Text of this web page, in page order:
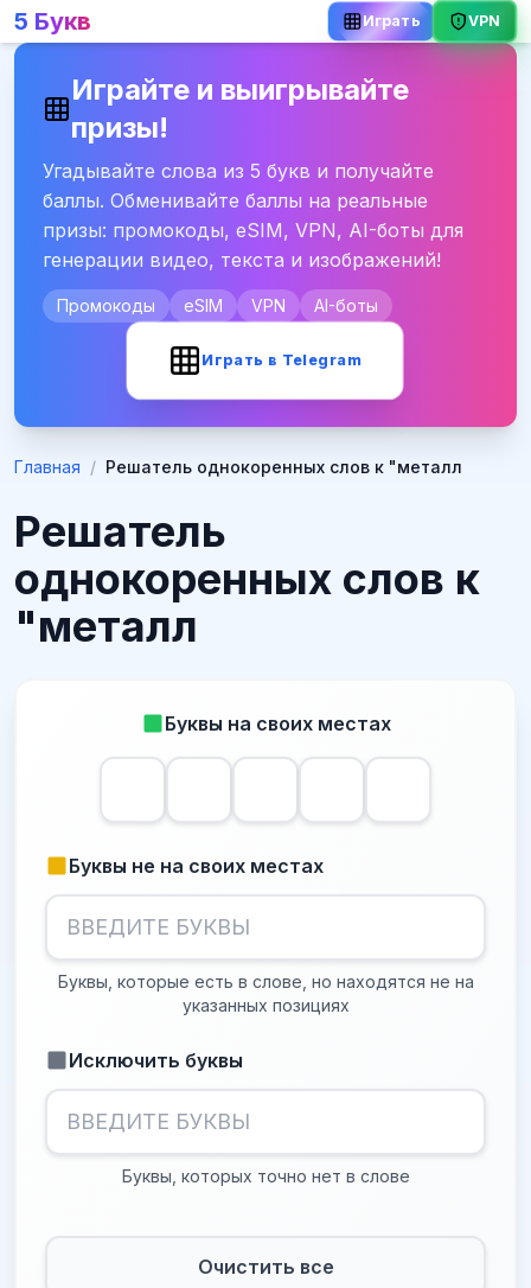
5 Букв Играть VPN
Играйте и выигрывайте
призы!
Угадывайте слова из 5 букв и получайте
баллы. Обменивайте баллы на реальные
призы: промокоды, eSIM, VPN, AI-боты для
генерации видео, текста и изображений!
Промокоды eSIM VPN AI-боты
Играть в Telegram
Главная / Решатель однокоренных слов к "металл
Решатель
однокоренных слов к
"металл
Буквы на своих местах
Буквы не на своих местах
Буквы, которые есть в слове, но находятся не на
указанных позициях
Исключить буквы
Буквы, которых точно нет в слове
Очистить все